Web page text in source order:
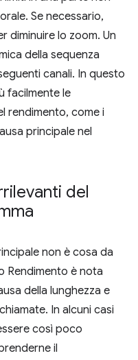
Se necessario,
diminuire lo zoom. Un
della sequenza
canali. In questo
facilmente le
rendimento, come i
principale nel
del
non è cosa da
Rendimento è nota
della lunghezza e
In alcuni casi
così poco
il